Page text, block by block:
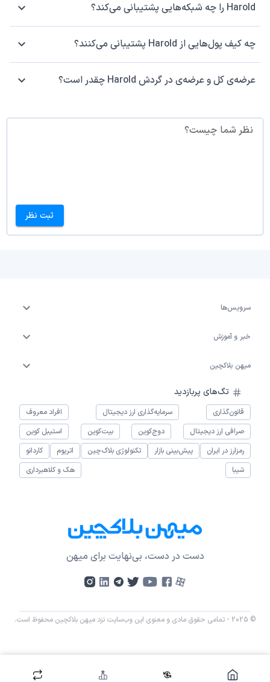
Harold را چه شبکه‌هایی پشتیبانی می‌کند؟
چه کیف پول‌هایی از Harold پشتیبانی می‌کنند؟
عرضه‌ی کل و عرضه‌ی در گردش Harold چقدر است؟
نظر شما چیست؟
ثبت نظر
سرویس‌ها
خبر و آموزش
میهن بلاکچین
تگ‌های پربازدید
قانون‌گذاری سرمایه‌گذاری ارز دیجیتال
افراد معروف
صرافی ارز دیجیتال
دوج‌کوین بیت‌کوین
استیبل کوین
رمزارز در ایران
پیش‌بینی بازار تکنولوژی بلاک‌چین اتریوم
کاردانو
شیبا
هک و کلاهبرداری
دست در دست، بی‌نهایت برای میهن
© 2025 - تمامی حقوق مادی و معنوی این وب‌سایت نزد میهن بلاکچین محفوظ است.